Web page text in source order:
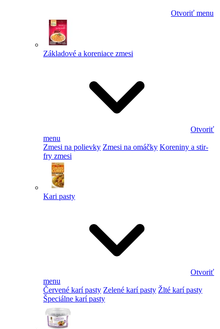
Otvoriť menu
Základové a koreniace zmesi
Otvoriť
menu
Zmesi na polievky Zmesi na omáčky Koreniny a stir-
fry zmesi
Kari pasty
Otvoriť
menu
Červené karí pasty Zelené karí pasty Žlté karí pasty
Špeciálne karí pasty